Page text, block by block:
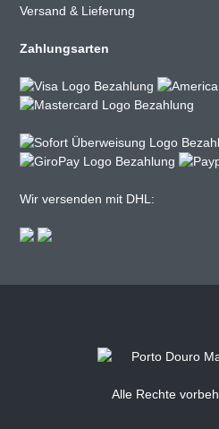
Versand & Lieferung
Zahlungsarten
Wir versenden mit DHL:
Alle Rechte